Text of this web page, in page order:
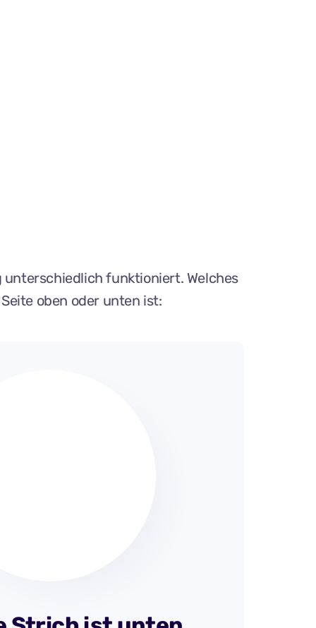
unterschiedlich funktioniert. Welches
oben oder unten ist: